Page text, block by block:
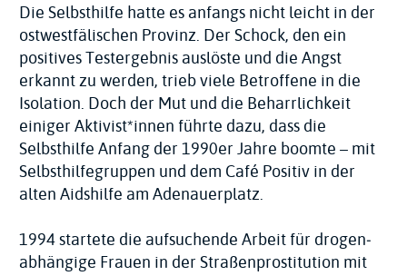
Die Selbsthilfe hatte es anfangs nicht leicht in der
ostwest­fälischen Provinz. Der Schock, den ein
positives Testergebnis auslöste und die Angst
erkannt zu werden, trieb viele Betroffene in die
Isolation. Doch der Mut und die Beharr­lichkeit
einiger Aktivist*innen führte dazu, dass die
Selbsthilfe Anfang der 1990er Jahre boomte – mit
Selbsthilfe­gruppen und dem Café Positiv in der
alten Aidshilfe am Adenauerplatz.
1994 startete die aufsuchende Arbeit für drogen­
abhängige Frauen in der Straßen­prostitution mit